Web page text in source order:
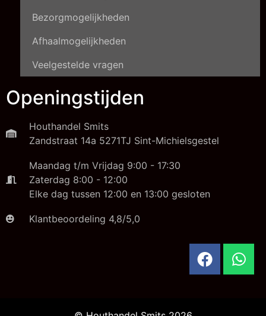
Bezorgmogelijkheden
Afhaalmogelijkheden
Veelgestelde vragen
Openingstijden
Houthandel Smits
Zandstraat 14a 5271TJ Sint-Michielsgestel
Maandag t/m Vrijdag 9:00 - 17:30
Zaterdag 8:00 - 12:00
Elke dag tussen 12:00 en 13:00 gesloten
Klantbeoordeling 4,8/5,0